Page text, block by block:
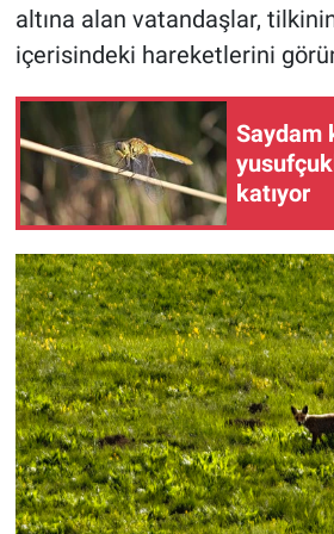
altına alan vatandaşlar,
içerisindeki hareketlerini
Saydam
katıyor